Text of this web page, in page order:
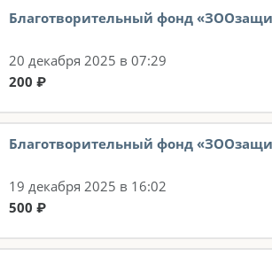
Благотворительный фонд
20 декабря 2025 в 07:29
200 ₽
Благотворительный фонд
19 декабря 2025 в 16:02
500 ₽